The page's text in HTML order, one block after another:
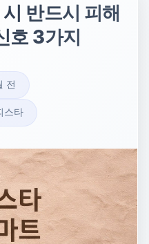
반드시 피해
호 3가지
전
스타